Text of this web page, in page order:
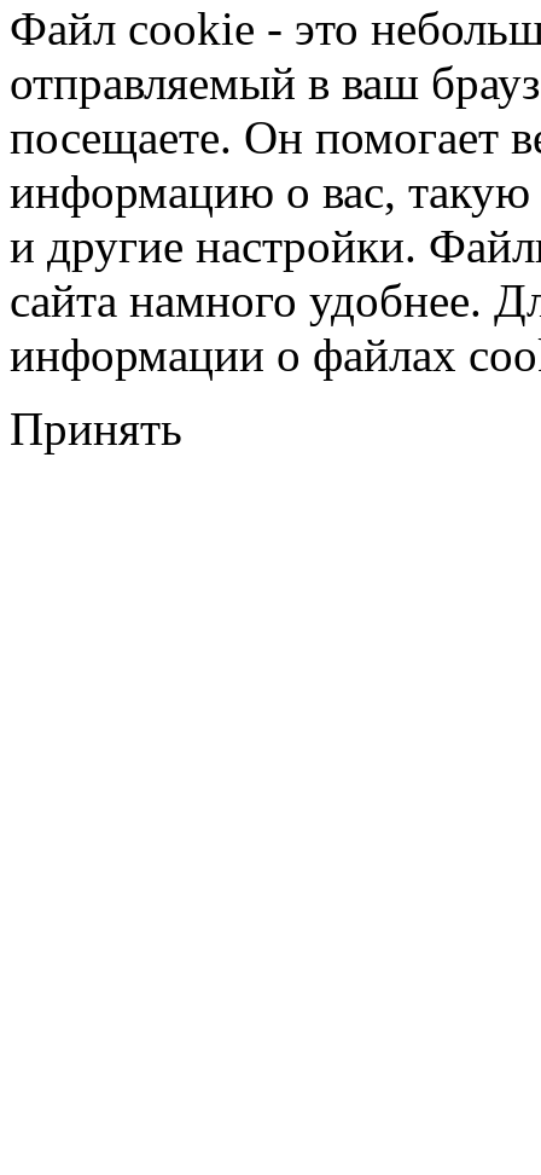
Файл cookie - это
отправляемый в ваш
посещаете. Он помогает
информацию о вас, такую
и другие настройки.
сайта намного удобнее.
информации о файлах
Принять